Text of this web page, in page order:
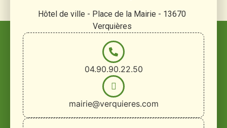
Hôtel de ville - Place de la Mairie - 13670
Verquières
04.90.90.22.50
mairie@verquieres.com